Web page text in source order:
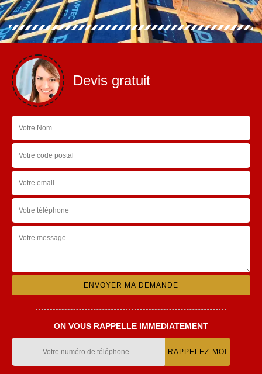
Devis gratuit
ON VOUS RAPPELLE IMMEDIATEMENT